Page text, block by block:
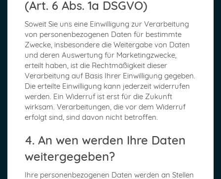
(Art. 6 Abs. 1a DSGVO)
Soweit Sie uns eine Einwilligung zur Verarbeitung
von personenbezogenen Daten für bestimmte
Zwecke, insbesondere die Weitergabe von Daten
und deren Auswertung für Marketingzwecke,
erteilt haben, ist die Rechtmäßigkeit dieser
Verarbeitung auf Basis Ihrer Einwilligung gegeben.
Die erteilte Einwilligung kann jederzeit widerrufen
werden. Ein Widerruf ist erst für die Zukunft
wirksam. Verarbeitungen, die vor dem Widerruf
erfolgt sind, sind davon nicht betroffen.
4. An wen werden Ihre Daten
weitergegeben?
Ihre personenbezogenen Daten werden an Stellen